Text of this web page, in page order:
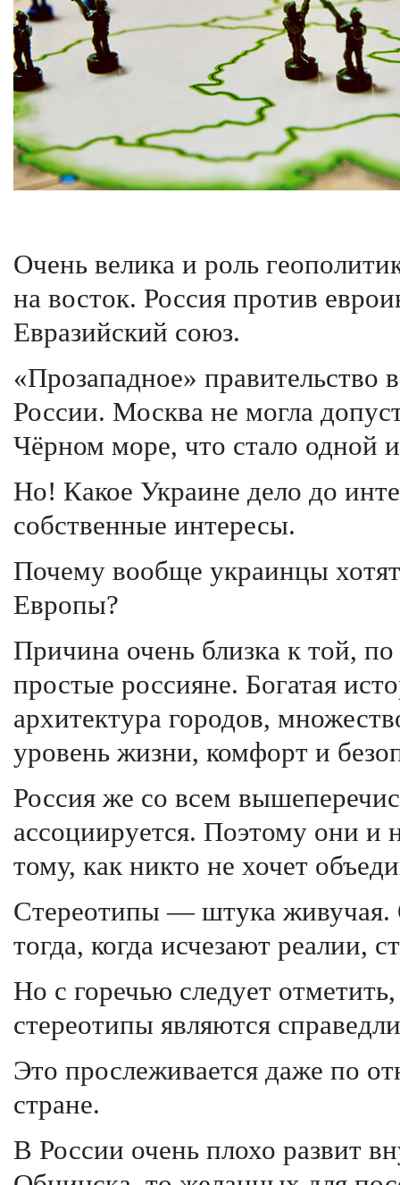
Очень велика и роль
на восток. Россия против
Евразийский союз.
«Прозападное» правительство
России. Москва не могла
Чёрном море, что стало одной
Но! Какое Украине дело до
собственные интересы.
Почему вообще украинцы
Европы?
Причина очень близка к той,
простые россияне. Богатая
архитектура городов,
уровень жизни, комфорт и
Россия же со всем
ассоциируется. Поэтому они и
тому, как никто не хочет
Стереотипы — штука живучая.
тогда, когда исчезают реалии,
Но с горечью следует
стереотипы являются
Это прослеживается даже по
стране.
В России очень плохо развит